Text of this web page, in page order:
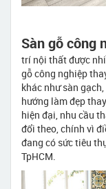
Sàn gỗ công
trí nội thất được
gỗ công nghiệp
khác như sàn
hướng làm đẹp
hiện đại, nhu cầu
đổi theo, chính vì
đang có sức tiêu
TpHCM.